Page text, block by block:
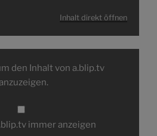
Inhalt direkt öffnen
den Inhalt von a.blip.tv
immer anzeigen